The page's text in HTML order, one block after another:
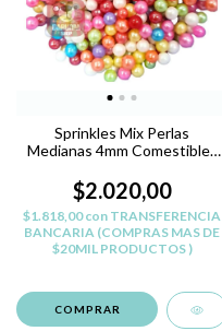
Sprinkles Mix Perlas
Medianas 4mm Comestibles
$2.020,00
$1.818,00con TRANSFERENCIA
BANCARIA (COMPRAS MAS DE
$20MIL PRODUCTOS )